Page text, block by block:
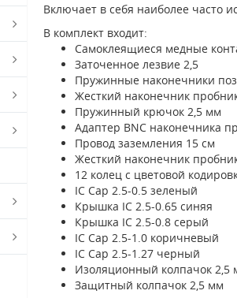
Включает в себя наиболее часто
В комплект входит:
Самоклеящиеся медные
Заточенное лезвие 2,5
Пружинные наконечники
Жесткий наконечник
Пружинный крючок 2,5 мм
Адаптер BNC наконечника
Провод заземления 15 см
Жесткий наконечник
12 колец с цветовой
IC Cap 2.5-0.5 зеленый
Крышка IC 2.5-0.65 синяя
Крышка IC 2.5-0.8 серый
IC Cap 2.5-1.0 коричневый
IC Cap 2.5-1.27 черный
Изоляционный колпачок 2,5
Защитный колпачок 2,5 мм